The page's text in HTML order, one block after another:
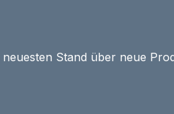
Stand über neue